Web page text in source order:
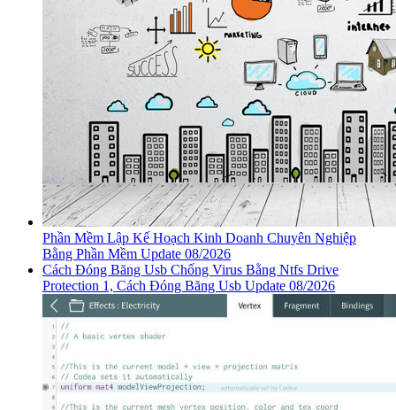
Phần Mềm Lập Kế Hoạch Kinh Doanh Chuyên Nghiệp
Bằng Phần Mềm Update 08/2026
Cách Đóng Băng Usb Chống Virus Bằng Ntfs Drive
Protection 1, Cách Đóng Băng Usb Update 08/2026